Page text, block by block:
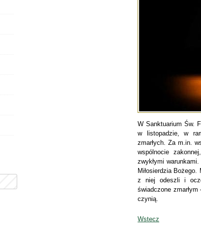
W Sanktuarium Św.
w listopadzie, w
zmarłych. Za m.in.
wspólnocie
zwykłymi
Miłosierdzia
z niej odeszli i
świadczone
czynią.
Wstecz